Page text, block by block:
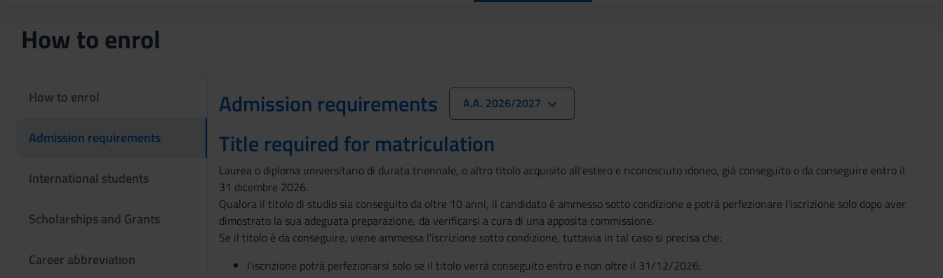
How to enrol
How to enrol
Admission requirements
International students
Scholarships and Grants
Career abbreviation
Admission requirements A.A. 2026/2027
Title required for matriculation
Laurea o diploma universitario di durata triennale, o altro titolo acquisito all’estero e riconosciuto idoneo, già conseguito o da conseguire entro il
31 dicembre 2026.
Qualora il titolo di studio sia conseguito da oltre 10 anni, il candidato è ammesso sotto condizione e potrà perfezionare l'iscrizione solo dopo aver
dimostrato la sua adeguata preparazione, da verificarsi a cura di una apposita commissione.
Se il titolo è da conseguire, viene ammessa l'iscrizione sotto condizione, tuttavia in tal caso si precisa che:
l'iscrizione potrà perfezionarsi solo se il titolo verrà conseguito entro e non oltre il 31/12/2026;